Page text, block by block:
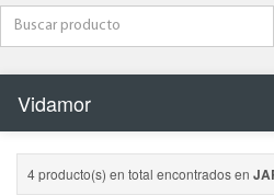
Vidamor
4 producto(s) en total encontrados en